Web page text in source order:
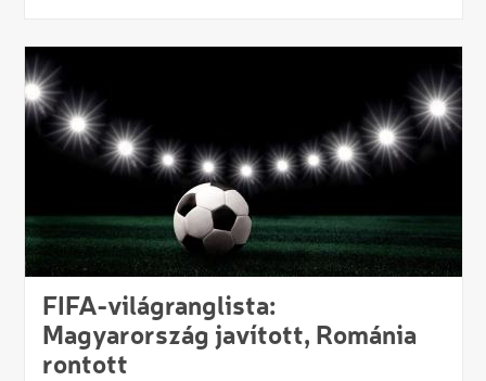
FIFA-világranglista:
Magyarország javított, Románia
rontott